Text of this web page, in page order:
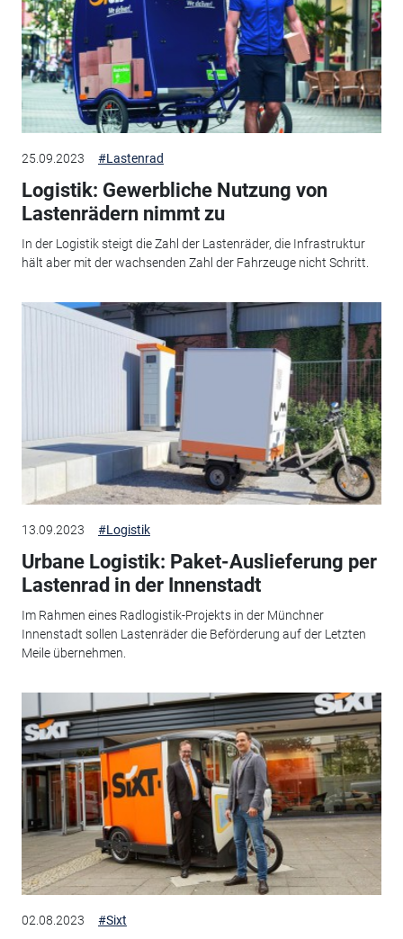
25.09.2023 #Lastenrad
Logistik: Gewerbliche Nutzung von
Lastenrädern nimmt zu
In der Logistik steigt die Zahl der Lastenräder, die Infrastruktur
hält aber mit der wachsenden Zahl der Fahrzeuge nicht Schritt.
13.09.2023 #Logistik
Urbane Logistik: Paket-Auslieferung per
Lastenrad in der Innenstadt
Im Rahmen eines Radlogistik-Projekts in der Münchner
Innenstadt sollen Lastenräder die Beförderung auf der Letzten
Meile übernehmen.
02.08.2023 #Sixt